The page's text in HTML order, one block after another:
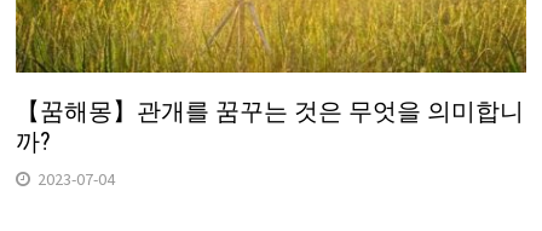
【꿈해몽】관개를 꿈꾸는 것은 무엇을 의미합니
까?
2023-07-04